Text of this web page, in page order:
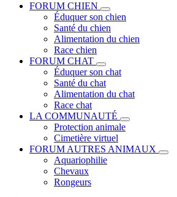
FORUM CHIEN
Éduquer son chien
Santé du chien
Alimentation du chien
Race chien
FORUM CHAT
Éduquer son chat
Santé du chat
Alimentation du chat
Race chat
LA COMMUNAUTÉ
Protection animale
Cimetière virtuel
FORUM AUTRES ANIMAUX
Aquariophilie
Chevaux
Rongeurs